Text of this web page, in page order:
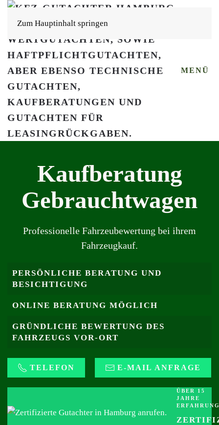
Zum Hauptinhalt springen
MENÜ
Kaufberatung
Gebrauchtwagen
Professionelle Fahrzeubewertung bei ihrem
Fahrzeugkauf.
PERSÖNLICHE BERATUNG UND
BESICHTIGUNG
ONLINE BERATUNG MÖGLICH
GRÜNDLICHE BEWERTUNG DES
FAHRZEUGS VOR-ORT
TELEFON E-MAIL ANFRAGE
ÜBER 15
JAHRE